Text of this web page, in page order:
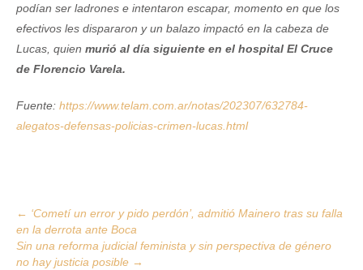
podían ser ladrones e intentaron escapar, momento en que los
efectivos les dispararon y un balazo impactó en la cabeza de
Lucas, quien murió al día siguiente en el hospital El Cruce
de Florencio Varela.
Fuente: https://www.telam.com.ar/notas/202307/632784-
alegatos-defensas-policias-crimen-lucas.html
Post
navigation
← ‘Cometí un error y pido perdón’, admitió Mainero tras su falla
en la derrota ante Boca
Sin una reforma judicial feminista y sin perspectiva de género
no hay justicia posible →